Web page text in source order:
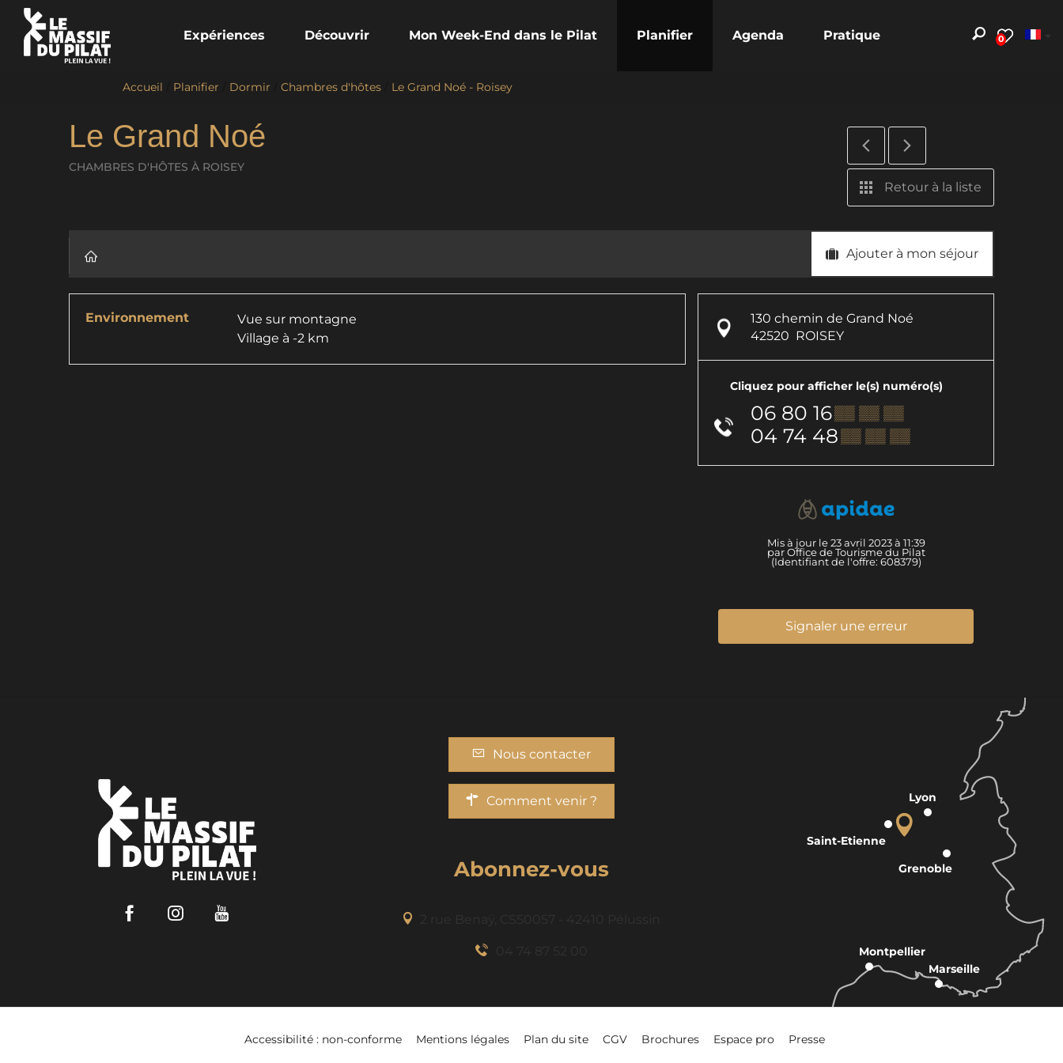
0
Expériences Découvrir Mon Week-End dans le Pilat Planifier Agenda Pratique
Accueil Planifier Dormir Chambres d'hôtes Le Grand Noé - Roisey
Le Grand Noé
CHAMBRES D'HÔTES À ROISEY
Retour à la liste
Ajouter à mon séjour
Environnement
Vue sur montagne
Village à -2 km
130 chemin de Grand Noé
42520 ROISEY
Cliquez pour afficher le(s) numéro(s)
06 80 16▒▒ ▒▒ ▒▒
04 74 48▒▒ ▒▒ ▒▒
Mis à jour le 23 avril 2023 à 11:39
par Office de Tourisme du Pilat
(Identifiant de l'offre: 608379)
Signaler une erreur
FacebookInstagram
Nous contacter
Comment venir ?
Abonnez-vous
Lyon
Grenoble
Marseille
Montpellier
Saint-Etienne
Accessibilité : non-conforme Mentions légales Plan du site CGV Brochures Espace pro Presse